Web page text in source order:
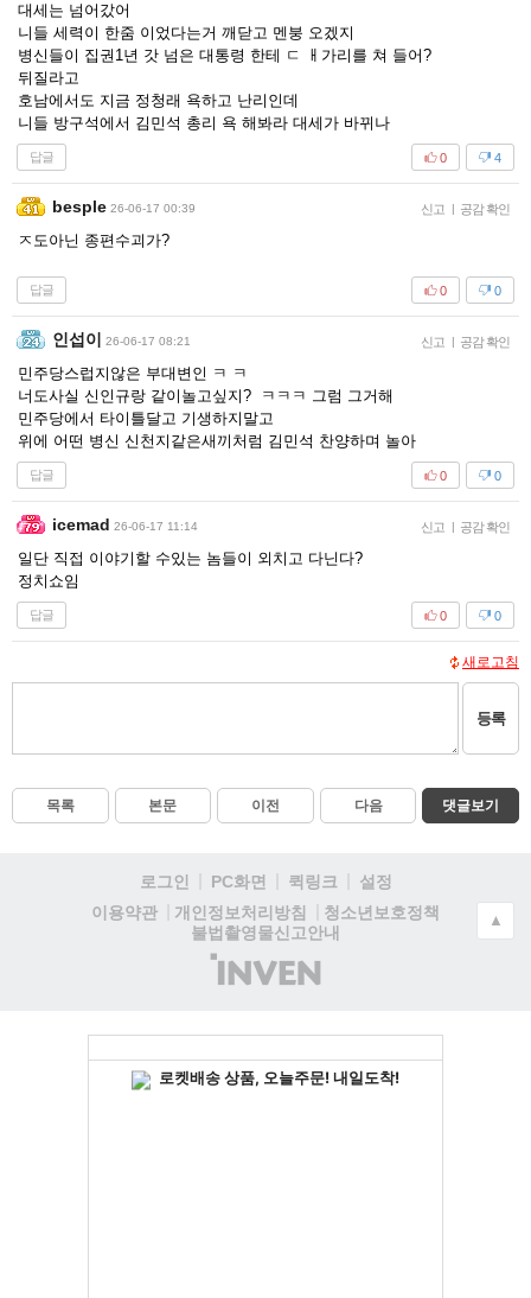
대세는 넘어갔어
니들 세력이 한줌 이었다는거 깨닫고 멘붕 오겠지
병신들이 집권1년 갓 넘은 대통령 한테 ㄷ ㅐ가리를 쳐 들어?
뒤질라고
호남에서도 지금 정청래 욕하고 난리인데
니들 방구석에서 김민석 총리 욕 해봐라 대세가 바뀌나
답글 4
0
besple 26-06-17 00:39 신고 | 공감 확인
ㅈ도아닌 종편수괴가?
답글 0
0
인섭이 26-06-17 08:21 신고 | 공감 확인
민주당스럽지않은 부대변인 ㅋ ㅋ
너도사실 신인규랑 같이놀고싶지? ㅋㅋㅋ 그럼 그거해
민주당에서 타이틀달고 기생하지말고
위에 어떤 병신 신천지같은새끼처럼 김민석 찬양하며 놀아
답글 0
0
icemad 26-06-17 11:14 신고 | 공감 확인
일단 직접 이야기할 수있는 놈들이 외치고 다닌다?
정치쇼임
답글 0
0
새로고침
등록
목록 본문 이전 다음 댓글보기
로그인 PC화면 퀵링크
설정
이용약관
개인정보처리방침
청소년보호정책
불법촬영물신고안내
(주)
인
▲